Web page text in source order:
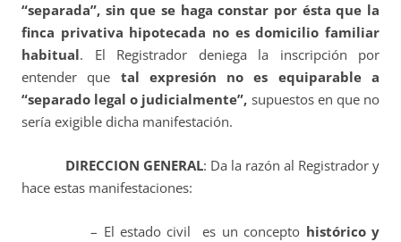
“separada”, sin que se haga constar por ésta que la
finca privativa hipotecada no es domicilio familiar
habitual. El Registrador deniega la inscripción por
entender que tal expresión no es equiparable a
“separado legal o judicialmente”, supuestos en que no
sería exigible dicha manifestación.
DIRECCION GENERAL: Da la razón al Registrador y
hace estas manifestaciones:
– El estado civil es un concepto histórico y